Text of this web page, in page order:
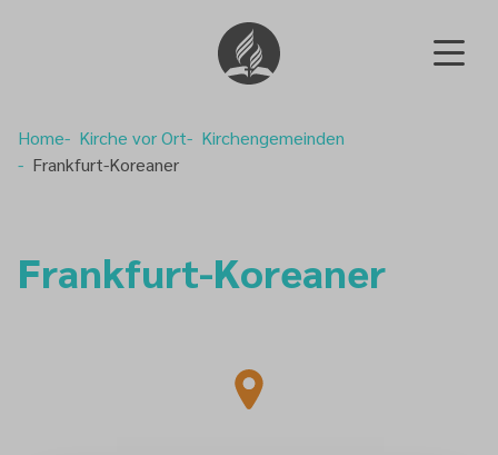
Home Kirche vor Ort
Kirchengemeinden
Frankfurt-Koreaner
Frankfurt-Koreaner